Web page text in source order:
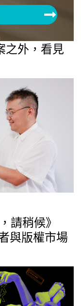
之外，看見
請稍候》
與版權市場